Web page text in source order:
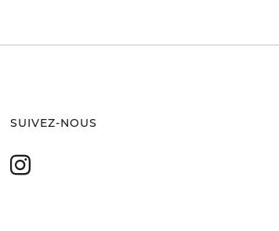
SUIVEZ-NOUS
Instagram